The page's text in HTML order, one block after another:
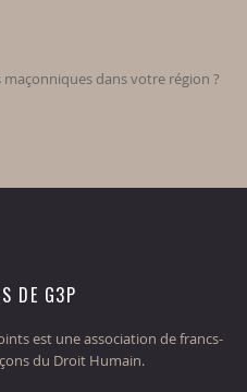
dans votre région ?
DE G3P
est une association de francs-
du Droit Humain.